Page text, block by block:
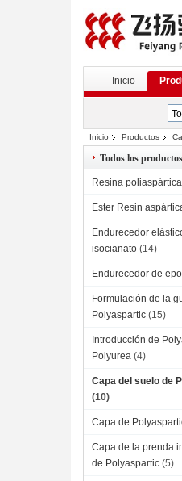
Inicio
Inicio Productos
Todos los productos
Resina poliaspártica
Ester Resin
Endurecedor
isocianato (14)
Endurecedor de
Formulación de la
Polyaspartic (15)
Introducción de
Polyurea (4)
Capa del suelo de
(10)
Capa de
Capa de la prenda
de Polyaspartic (5)